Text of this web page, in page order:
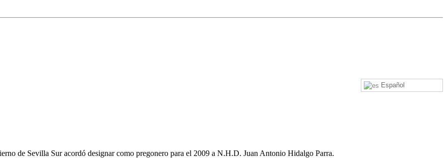
Español
de Sevilla Sur acordó designar como pregonero para el 2009 a N.H.D. Juan Antonio Hidalgo Parra.